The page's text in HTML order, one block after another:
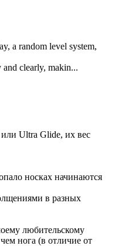
a random level system,
clearly, makin...
Ultra Glide, их вес
носках начинаются
в разных
любительскому
нога (в отличие от